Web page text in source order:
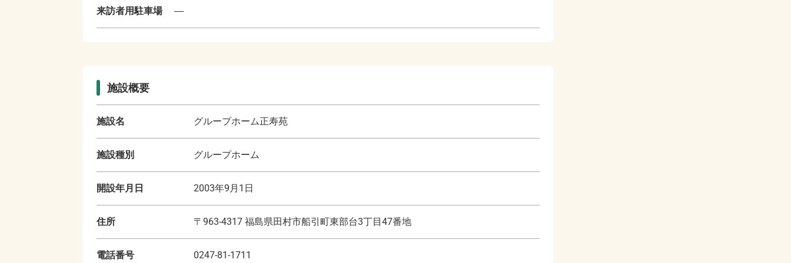
来訪者用駐車場 ―
施設概要
施設名 グループホーム正寿苑
施設種別 グループホーム
開設年月日 2003年9月1日
住所 〒 963-4317 福島県田村市船引町東部台3丁目47番地
電話番号 0247-81-1711